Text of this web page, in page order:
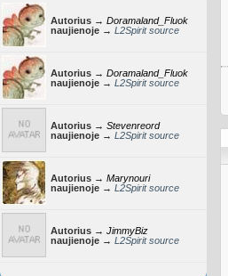
Autorius → Doramaland_Fluok
naujienoje → L2Spirit source
Autorius → Doramaland_Fluok
naujienoje → L2Spirit source
Autorius → Stevenreord
naujienoje → L2Spirit source
Autorius → Marynouri
naujienoje → L2Spirit source
Autorius → JimmyBiz
naujienoje → L2Spirit source